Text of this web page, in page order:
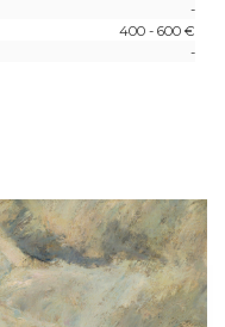
-
400 - 600 €
-